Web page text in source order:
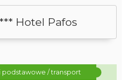
Hotel Pafos
podstawowe / transport